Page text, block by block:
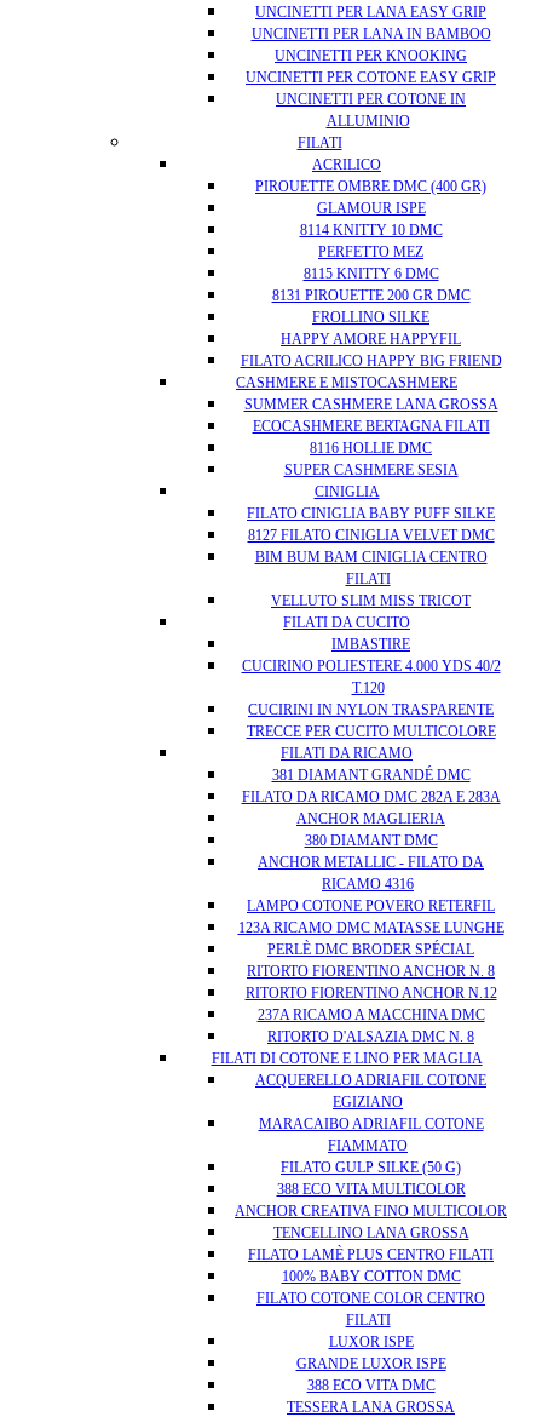
UNCINETTI PER LANA EASY GRIP
UNCINETTI PER LANA IN BAMBOO
UNCINETTI PER KNOOKING
UNCINETTI PER COTONE EASY GRIP
UNCINETTI PER COTONE IN
ALLUMINIO
FILATI
ACRILICO
PIROUETTE OMBRE DMC (400 GR)
GLAMOUR ISPE
8114 KNITTY 10 DMC
PERFETTO MEZ
8115 KNITTY 6 DMC
8131 PIROUETTE 200 GR DMC
FROLLINO SILKE
HAPPY AMORE HAPPYFIL
FILATO ACRILICO HAPPY BIG FRIEND
CASHMERE E MISTOCASHMERE
SUMMER CASHMERE LANA GROSSA
ECOCASHMERE BERTAGNA FILATI
8116 HOLLIE DMC
SUPER CASHMERE SESIA
CINIGLIA
FILATO CINIGLIA BABY PUFF SILKE
8127 FILATO CINIGLIA VELVET DMC
BIM BUM BAM CINIGLIA CENTRO
FILATI
VELLUTO SLIM MISS TRICOT
FILATI DA CUCITO
IMBASTIRE
CUCIRINO POLIESTERE 4.000 YDS 40/2
T.120
CUCIRINI IN NYLON TRASPARENTE
TRECCE PER CUCITO MULTICOLORE
FILATI DA RICAMO
381 DIAMANT GRANDÉ DMC
FILATO DA RICAMO DMC 282A E 283A
ANCHOR MAGLIERIA
380 DIAMANT DMC
ANCHOR METALLIC - FILATO DA
RICAMO 4316
LAMPO COTONE POVERO RETERFIL
123A RICAMO DMC MATASSE LUNGHE
PERLÈ DMC BRODER SPÉCIAL
RITORTO FIORENTINO ANCHOR N. 8
RITORTO FIORENTINO ANCHOR N.12
237A RICAMO A MACCHINA DMC
RITORTO D'ALSAZIA DMC N. 8
FILATI DI COTONE E LINO PER MAGLIA
ACQUERELLO ADRIAFIL COTONE
EGIZIANO
MARACAIBO ADRIAFIL COTONE
FIAMMATO
FILATO GULP SILKE (50 G)
388 ECO VITA MULTICOLOR
ANCHOR CREATIVA FINO MULTICOLOR
TENCELLINO LANA GROSSA
FILATO LAMÈ PLUS CENTRO FILATI
100% BABY COTTON DMC
FILATO COTONE COLOR CENTRO
FILATI
LUXOR ISPE
GRANDE LUXOR ISPE
388 ECO VITA DMC
TESSERA LANA GROSSA